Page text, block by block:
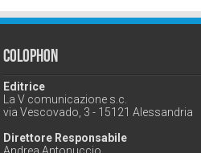
Colophon
Editrice
La V comunicazione s.c.
via Vescovado, 3 - 15121 Alessandria
Direttore Responsabile